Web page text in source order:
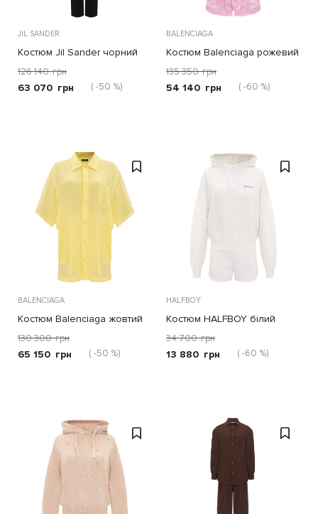
JIL SANDER
Костюм Jil Sander чорний
126 140 грн
63 070 грн ( -50 %)
BALENCIAGA
Костюм Balenciaga рожевий
135 350 грн
54 140 грн ( -60 %)
BALENCIAGA
Костюм Balenciaga жовтий
130 300 грн
65 150 грн ( -50 %)
HALFBOY
Костюм HALFBOY білий
34 700 грн
13 880 грн ( -60 %)